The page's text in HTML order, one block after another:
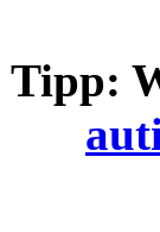
Tipp: